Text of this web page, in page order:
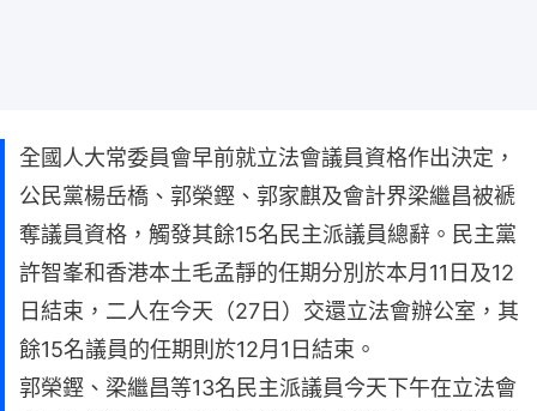
全國人大常委員會早前就立法會議員資格作出決定，
公民黨楊岳橋、郭榮鏗、郭家麒及會計界梁繼昌被褫
奪議員資格，觸發其餘15名民主派議員總辭。民主黨
許智峯和香港本土毛孟靜的任期分別於本月11日及12
日結束，二人在今天（27日）交還立法會辦公室，其
餘15名議員的任期則於12月1日結束。
郭榮鏗、梁繼昌等13名民主派議員今天下午在立法會